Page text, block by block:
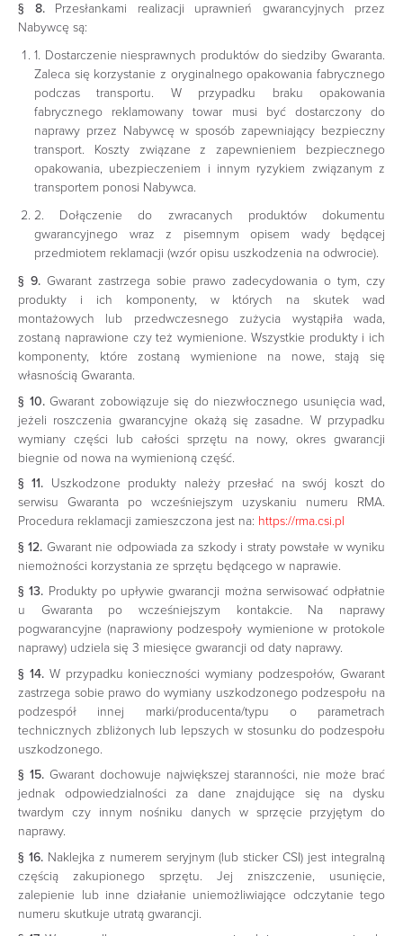
§ 8.Przesłankami realizacji uprawnień gwarancyjnych przez
Nabywcę są:
1. Dostarczenie niesprawnych produktów do siedziby Gwaranta.
Zaleca się korzystanie z oryginalnego opakowania fabrycznego
podczas transportu. W przypadku braku opakowania
fabrycznego reklamowany towar musi być dostarczony do
naprawy przez Nabywcę w sposób zapewniający bezpieczny
transport. Koszty związane z zapewnieniem bezpiecznego
opakowania, ubezpieczeniem i innym ryzykiem związanym z
transportem ponosi Nabywca.
2. Dołączenie do zwracanych produktów dokumentu
gwarancyjnego wraz z pisemnym opisem wady będącej
przedmiotem reklamacji (wzór opisu uszkodzenia na odwrocie).
§ 9. Gwarant zastrzega sobie prawo zadecydowania o tym, czy
produkty i ich komponenty, w których na skutek wad
montażowych lub przedwczesnego zużycia wystąpiła wada,
zostaną naprawione czy też wymienione. Wszystkie produkty i ich
komponenty, które zostaną wymienione na nowe, stają się
własnością Gwaranta.
§ 10.Gwarant zobowiązuje się do niezwłocznego usunięcia wad,
jeżeli roszczenia gwarancyjne okażą się zasadne. W przypadku
wymiany części lub całości sprzętu na nowy, okres gwarancji
biegnie od nowa na wymienioną część.
§ 11. Uszkodzone produkty należy przesłać na swój koszt do
serwisu Gwaranta po wcześniejszym uzyskaniu numeru RMA.
Procedura reklamacji zamieszczona jest na: https://rma.csi.pl
§ 12. Gwarant nie odpowiada za szkody i straty powstałe w wyniku
niemożności korzystania ze sprzętu będącego w naprawie.
§ 13. Produkty po upływie gwarancji można serwisować odpłatnie
u Gwaranta po wcześniejszym kontakcie. Na naprawy
pogwarancyjne (naprawiony podzespoły wymienione w protokole
naprawy) udziela się 3 miesięce gwarancji od daty naprawy.
§ 14.W przypadku konieczności wymiany podzespołów, Gwarant
zastrzega sobie prawo do wymiany uszkodzonego podzespołu na
podzespół innej marki/producenta/typu o parametrach
technicznych zbliżonych lub lepszych w stosunku do podzespołu
uszkodzonego.
§ 15.Gwarant dochowuje największej staranności, nie może brać
jednak odpowiedzialności za dane znajdujące się na dysku
twardym czy innym nośniku danych w sprzęcie przyjętym do
naprawy.
§ 16.Naklejka z numerem seryjnym (lub sticker CSI) jest integralną
częścią zakupionego sprzętu. Jej zniszczenie, usunięcie,
zalepienie lub inne działanie uniemożliwiające odczytanie tego
numeru skutkuje utratą gwarancji.